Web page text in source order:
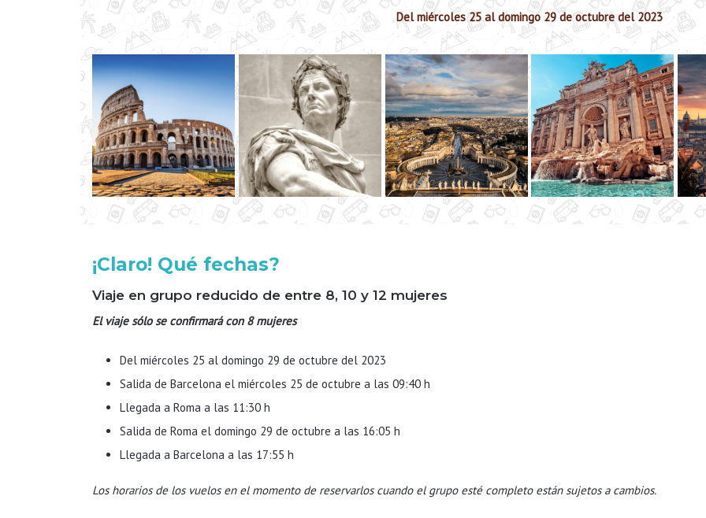
Del miércoles 25 al domingo 29 de octubre del 2023
¡Claro! Qué fechas?
Viaje en grupo reducido de entre 8, 10 y 12 mujeres
El viaje sólo se confirmará con 8 mujeres
Del miércoles 25 al domingo 29 de octubre del 2023
Salida de Barcelona el miércoles 25 de octubre a las 09:40 h
Llegada a Roma a las 11:30 h
Salida de Roma el domingo 29 de octubre a las 16:05 h
Llegada a Barcelona a las 17:55 h
Los horarios de los vuelos en el momento de reservarlos cuando el grupo esté completo están sujetos a cambios.